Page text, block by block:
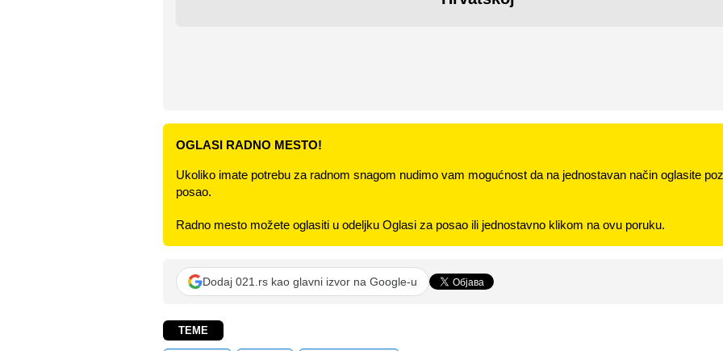
OGLASI RADNO MESTO!
Ukoliko imate potrebu za radnom snagom nudimo vam mogućnost da na jednostavan način oglasite
posao.
Radno mesto možete oglasiti u odeljku Oglasi za posao ili jednostavno klikom na ovu poruku.
Dodaj 021.rs kao glavni izvor na Google-u
TEME